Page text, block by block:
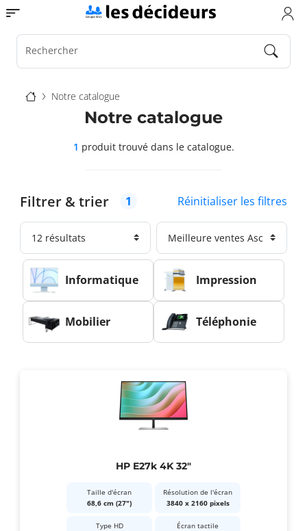
Aller
au
contenu
principal
Toggle navigation
Rechercher
Fil
d'Ariane
Notre catalogue
Filtrer & trier 1 Réinitialiser les filtres
Informatique Impression
Mobilier Téléphonie
Notre catalogue
1 produit trouvédans le catalogue.
HP E27k 4K 32"
Taille d'écran
68,6 cm (27")
Résolution de l'écran
3840 x 2160 pixels
Type HD
Écran tactile